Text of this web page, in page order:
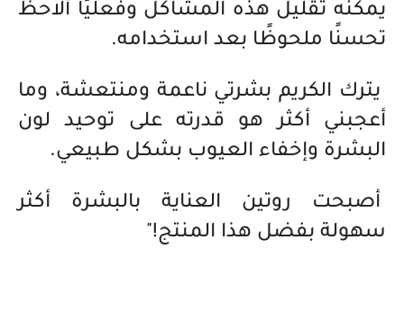
يمكنه تقليل هذه المشاكل وفعليًا ألاحظ
تحسنًا ملحوظًا بعد استخدامه.
يترك الكريم بشرتي ناعمة ومنتعشة، وما
أعجبني أكثر هو قدرته على توحيد لون
البشرة وإخفاء العيوب بشكل طبيعي.
أصبحت روتين العناية بالبشرة أكثر
سهولة بفضل هذا المنتج!"